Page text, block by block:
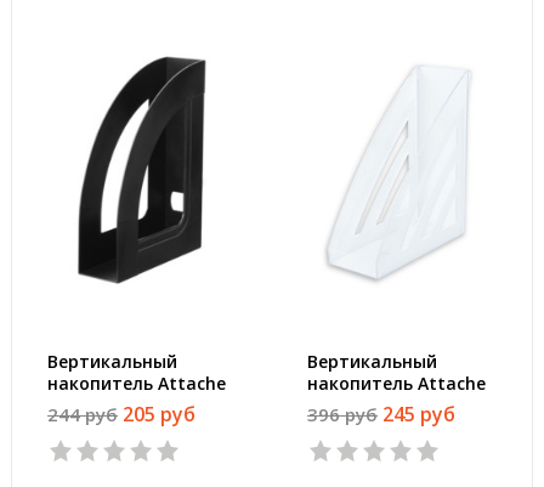
Вертикальный
накопитель Attache
Economy Респект
пластиковый
черный ширина 70
244 руб 205 руб
Вертикальный
накопитель Attache
City пластиковый
прозрачный ширина
90 мм
396 руб 245 руб